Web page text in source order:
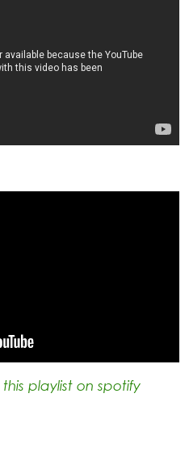
this playlist on spotify